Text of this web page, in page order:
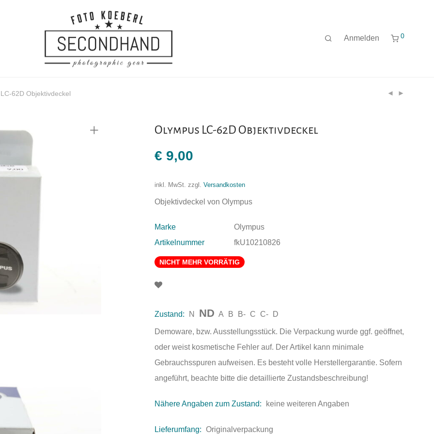
Anmelden 0
62D Objektivdeckel
Olympus LC-62D Objektivdeckel
€ 9,00
inkl. MwSt. zzgl. Versandkosten
Objektivdeckel von Olympus
Marke
Olympus
Artikelnummer
fkU10210826
NICHT MEHR VORRÄTIG
Zustand: N ND A B B- C C- D
Demoware, bzw. Ausstellungsstück. Die Verpackung wurde ggf. geöffnet,
oder weist kosmetische Fehler auf. Der Artikel kann minimale
Gebrauchsspuren aufweisen. Es besteht volle Herstellergarantie. Sofern
angeführt, beachte bitte die detaillierte Zustandsbeschreibung!
Nähere Angaben zum Zustand: keine weiteren Angaben
Lieferumfang: Originalverpackung